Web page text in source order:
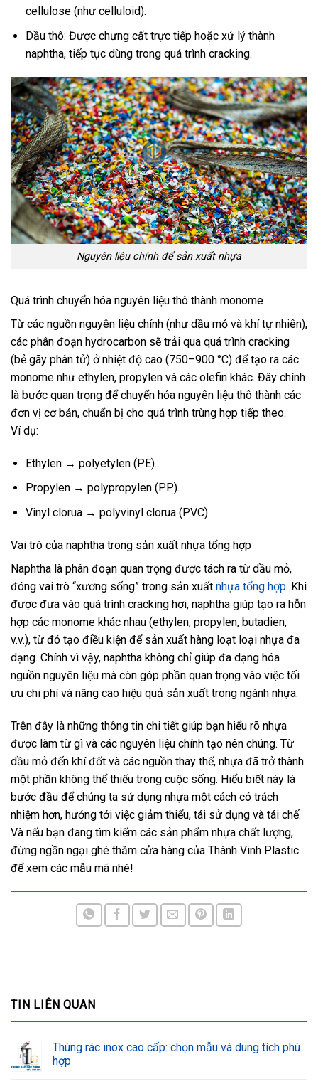
cellulose (như celluloid).
Dầu thô: Được chưng cất trực tiếp hoặc xử lý thành
naphtha, tiếp tục dùng trong quá trình cracking.
Nguyên liệu chính để sản xuất nhựa
Quá trình chuyển hóa nguyên liệu thô thành monome
Từ các nguồn nguyên liệu chính (như dầu mỏ và khí tự nhiên),
các phân đoạn hydrocarbon sẽ trải qua quá trình cracking
(bẻ gãy phân tử) ở nhiệt độ cao (750–900 °C) để tạo ra các
monome như ethylen, propylen và các olefin khác. Đây chính
là bước quan trọng để chuyển hóa nguyên liệu thô thành các
đơn vị cơ bản, chuẩn bị cho quá trình trùng hợp tiếp theo.
Ví dụ:
Ethylen → polyetylen (PE).
Propylen → polypropylen (PP).
Vinyl clorua → polyvinyl clorua (PVC).
Vai trò của naphtha trong sản xuất nhựa tổng hợp
Naphtha là phân đoạn quan trọng được tách ra từ dầu mỏ,
đóng vai trò “xương sống” trong sản xuất nhựa tổng hợp. Khi
được đưa vào quá trình cracking hơi, naphtha giúp tạo ra hỗn
hợp các monome khác nhau (ethylen, propylen, butadien,
v.v.), từ đó tạo điều kiện để sản xuất hàng loạt loại nhựa đa
dạng. Chính vì vậy, naphtha không chỉ giúp đa dạng hóa
nguồn nguyên liệu mà còn góp phần quan trọng vào việc tối
ưu chi phí và nâng cao hiệu quả sản xuất trong ngành nhựa.
Trên đây là những thông tin chi tiết giúp bạn hiểu rõ nhựa
được làm từ gì và các nguyên liệu chính tạo nên chúng. Từ
dầu mỏ đến khí đốt và các nguồn thay thế, nhựa đã trở thành
một phần không thể thiếu trong cuộc sống. Hiểu biết này là
bước đầu để chúng ta sử dụng nhựa một cách có trách
nhiệm hơn, hướng tới việc giảm thiểu, tái sử dụng và tái chế.
Và nếu bạn đang tìm kiếm các sản phẩm nhựa chất lượng,
đừng ngần ngại ghé thăm cửa hàng của Thành Vinh Plastic
để xem các mẫu mã nhé!
TIN LIÊN QUAN
Thùng rác inox cao cấp: chọn mẫu và dung tích phù
hợp